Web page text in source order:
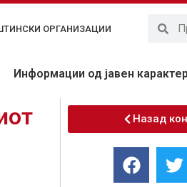
ОРГАНИЗАЦИИ
Информации од јавен карактер
Назад